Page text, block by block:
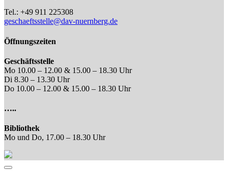
Tel.: +49 911 225308
geschaeftsstelle@dav-nuernberg.de
Öffnungszeiten
Geschäftsstelle
Mo 10.00 – 12.00 & 15.00 – 18.30 Uhr
Di 8.30 – 13.30 Uhr
Do 10.00 – 12.00 & 15.00 – 18.30 Uhr
…..
Bibliothek
Mo und Do, 17.00 – 18.30 Uhr